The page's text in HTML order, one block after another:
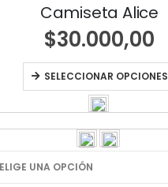
Camiseta Alice
$30.000,00
SELECCIONAR OPCIONES